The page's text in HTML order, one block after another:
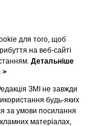
для того, щоб
на веб-сайті
Детальніше
>
ЗМІ не завжди
будь-яких
за умови посилання
матеріалах,